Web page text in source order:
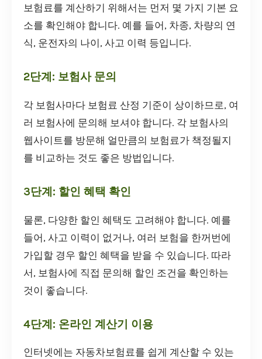
보험료를 계산하기 위해서는 먼저 몇 가지 기본 요
소를 확인해야 합니다. 예를 들어, 차종, 차량의 연
식, 운전자의 나이, 사고 이력 등입니다.
2단계: 보험사 문의
각 보험사마다 보험료 산정 기준이 상이하므로, 여
러 보험사에 문의해 보셔야 합니다. 각 보험사의
웹사이트를 방문해 얼만큼의 보험료가 책정될지
를 비교하는 것도 좋은 방법입니다.
3단계: 할인 혜택 확인
물론, 다양한 할인 혜택도 고려해야 합니다. 예를
들어, 사고 이력이 없거나, 여러 보험을 한꺼번에
가입할 경우 할인 혜택을 받을 수 있습니다. 따라
서, 보험사에 직접 문의해 할인 조건을 확인하는
것이 좋습니다.
4단계: 온라인 계산기 이용
인터넷에는 자동차보험료를 쉽게 계산할 수 있는